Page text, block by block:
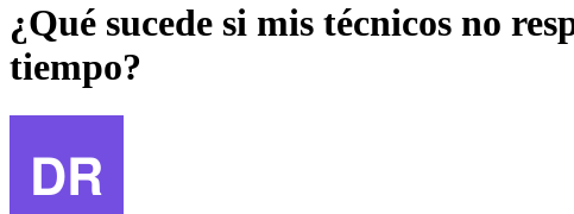
¿Qué sucede si mis técnicos no
tiempo?